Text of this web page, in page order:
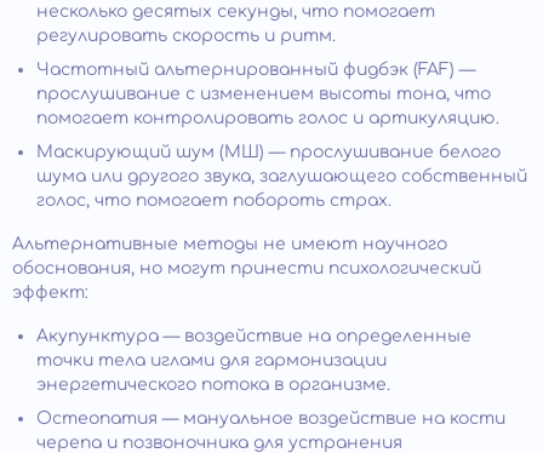
несколько десятых секунды, что помогает
регулировать скорость и ритм.
Частотный альтернированный фидбэк (FAF) —
прослушивание с изменением высоты тона, что
помогает контролировать голос и артикуляцию.
Маскирующий шум (МШ) — прослушивание белого
шума или другого звука, заглушающего собственный
голос, что помогает побороть страх.
Альтернативные методы не имеют научного
обоснования, но могут принести психологический
эффект:
Акупунктура — воздействие на определенные
точки тела иглами для гармонизации
энергетического потока в организме.
Остеопатия — мануальное воздействие на кости
черепа и позвоночника для устранения